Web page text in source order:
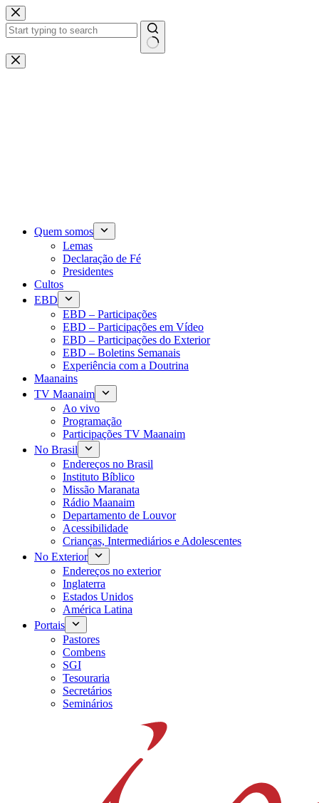
Pular
para
o
Sem
resultados
Quem somos
Lemas
Declaração de Fé
Presidentes
Cultos
EBD
EBD – Participações
EBD – Participações em Vídeo
EBD – Participações do Exterior
EBD – Boletins Semanais
Experiência com a Doutrina
Maanains
TV Maanaim
Ao vivo
Programação
Participações TV Maanaim
No Brasil
Endereços no Brasil
Instituto Bíblico
Missão Maranata
Rádio Maanaim
Departamento de Louvor
Acessibilidade
Crianças, Intermediários e Adolescentes
No Exterior
Endereços no exterior
Inglaterra
Estados Unidos
América Latina
Portais
Pastores
Combens
SGI
Tesouraria
Secretários
Seminários